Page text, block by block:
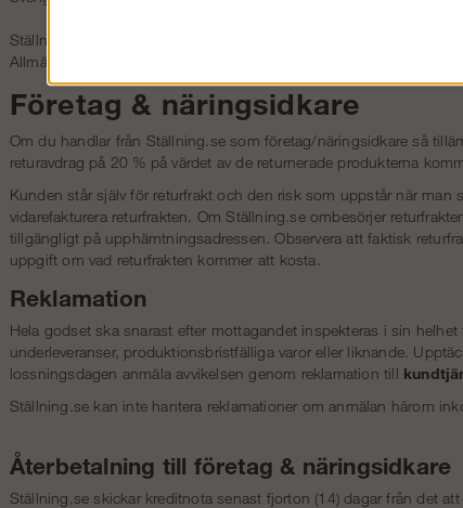
Ställning.se förbinder sig att alltid följa rekommendation lämnad
Allmänna Reklamationsnämnden. Du kan också väcka talan i
Företag & näringsidkare
Om du handlar från Ställning.se som företag/näringsidkare så
returavdrag på 20 % på värdet av de returnerade produkterna
Kunden står själv för returfrakt och den risk som uppstår när
vidarefakturera returfrakten. Om Ställning.se ombesörjer
tillgängligt på upphämtningsadressen. Observera att faktisk
uppgift om vad returfrakten kommer att kosta.
Reklamation
Hela godset ska snarast efter mottagandet inspekteras i sin
underleveranser, produktionsbristfälliga varor eller liknande.
lossningsdagen anmäla avvikelsen genom reklamation till
Ställning.se kan inte hantera reklamationer om anmälan härom
Återbetalning till företag & näringsidkare
Ställning.se skickar kreditnota senast fjorton (14) dagar från det